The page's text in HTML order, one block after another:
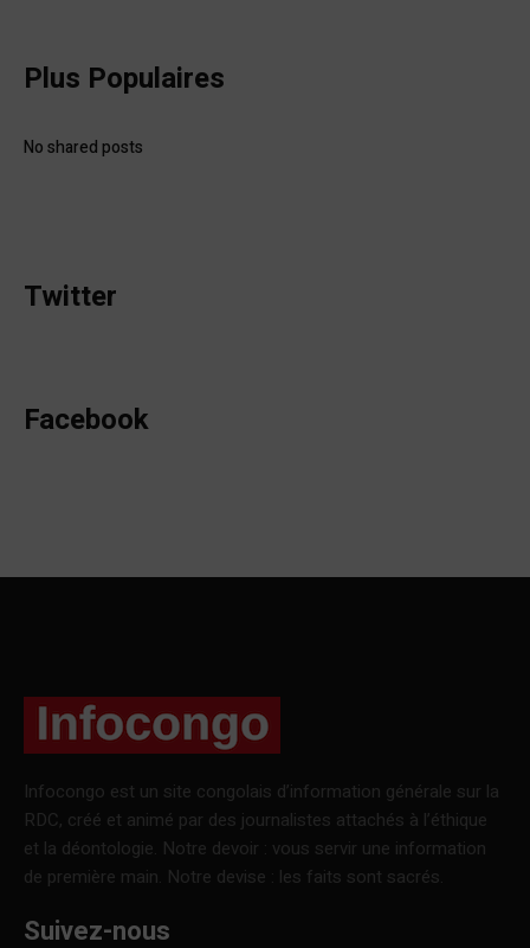
Plus Populaires
No shared posts
Twitter
Facebook
Infocongo est un site congolais d’information générale sur la
RDC, créé et animé par des journalistes attachés à l’éthique
et la déontologie. Notre devoir : vous servir une information
de première main. Notre devise : les faits sont sacrés.
Suivez-nous